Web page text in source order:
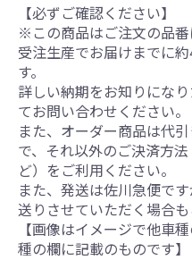
【必ずご確認ください】
※この商品はご注文の品
受注生産でお届けまでに
す。
詳しい納期をお知りにな
てお問い合わせください。
また、オーダー商品は代
で、それ以外のご決済方
ど）をご利用ください。
また、発送は佐川急便で
送りさせていただく場合も
【画像はイメージで他車
種の欄に記載のものです】